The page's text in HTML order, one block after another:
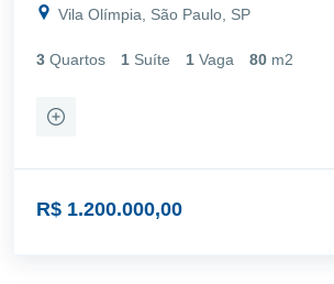
Vila Olímpia, São Paulo, SP
3 Quartos 1 Suíte 1 Vaga 80 m2
R$ 1.200.000,00